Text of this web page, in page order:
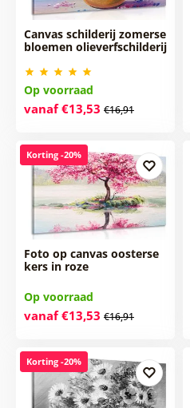
Canvas schilderij zomerse
bloemen olieverfschilderij
Op voorraad
vanaf €13,53 €16,91
Korting -20%
Foto op canvas oosterse
kers in roze
Op voorraad
vanaf €13,53 €16,91
Korting -20%